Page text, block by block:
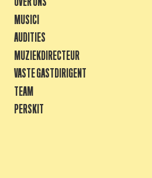
MUSICI
AUDITIES
MUZIEKDIRECTEUR
VASTE GASTDIRIGENT
TEAM
PERSKIT